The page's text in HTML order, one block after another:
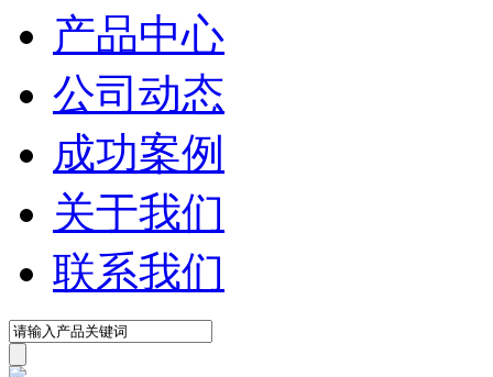
产品中心
公司动态
成功案例
关于我们
联系我们